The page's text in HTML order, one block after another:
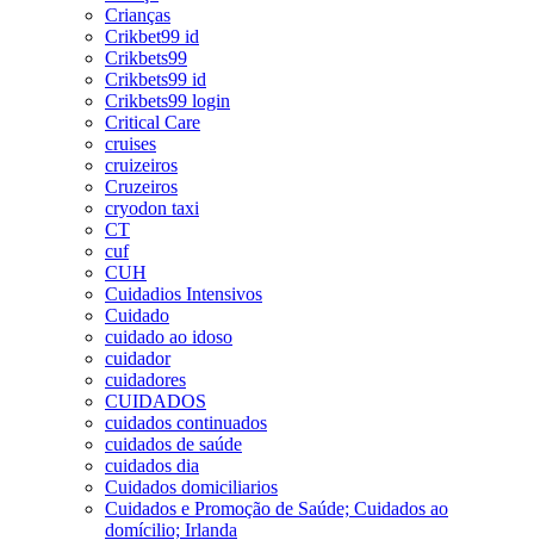
Crianças
Crikbet99 id
Crikbets99
Crikbets99 id
Crikbets99 login
Critical Care
cruises
cruizeiros
Cruzeiros
cryodon taxi
CT
cuf
CUH
Cuidadios Intensivos
Cuidado
cuidado ao idoso
cuidador
cuidadores
CUIDADOS
cuidados continuados
cuidados de saúde
cuidados dia
Cuidados domiciliarios
Cuidados e Promoção de Saúde; Cuidados ao
domícilio; Irlanda